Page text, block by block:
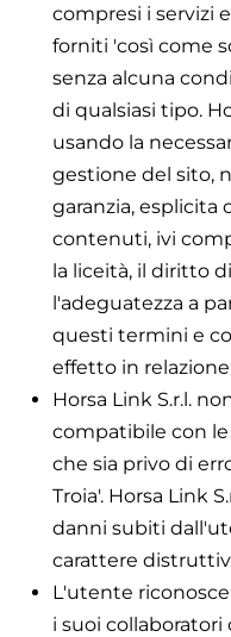
compresi i servizi
forniti 'così come
senza alcuna
di qualsiasi tipo.
usando la
gestione del sito,
garanzia, esplicita
contenuti, ivi
la liceità, il diritto
l'adeguatezza a
questi termini e
effetto in relazione
Horsa Link S.r.l.
compatibile con
che sia privo di
Troia'. Horsa Link
danni subiti
carattere
L'utente riconosce
i suoi